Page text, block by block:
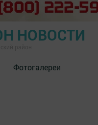
НОВОСТИ
Фотогалереи